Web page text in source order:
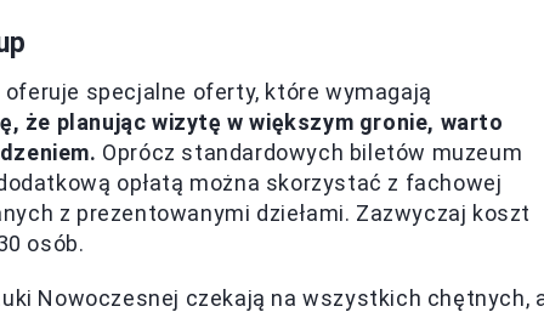
specjalne oferty, które wymagają
że planując wizytę w większym gronie, warto
Oprócz standardowych biletów muzeum
opłatą można skorzystać z fachowej
z prezentowanymi dziełami. Zazwyczaj koszt
osób.
Nowoczesnej czekają na wszystkich chętnych,